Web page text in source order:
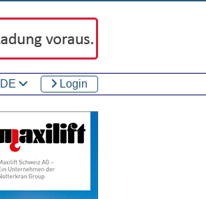
DE Login